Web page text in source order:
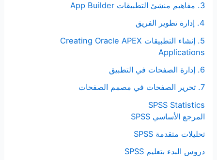
3. مفاهيم منشئ التطبيقات App Builder
4. إدارة تطوير الفريق
5. إنشاء التطبيقات Creating Oracle APEX
Applications
6. إدارة الصفحات في التطبيق
7. تحرير الصفحات في مصمم الصفحات
SPSS Statistics
المرجع الأساسي SPSS
تحليلات متقدمة SPSS
دروس البدء بتعليم SPSS